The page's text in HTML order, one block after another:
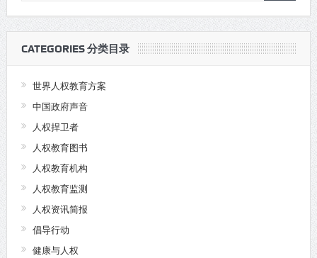
CATEGORIES 分类目录
世界人权教育方案
中国政府声音
人权捍卫者
人权教育图书
人权教育机构
人权教育监测
人权资讯简报
倡导行动
健康与人权